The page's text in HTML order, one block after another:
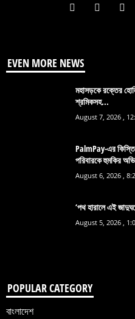
EVEN MORE NEWS
মহাসড়কে রক্তের
শ্রমিকসহ...
August 7, 2026 ,
PalmPay-এর কিস্তি
পরিবারকে হুমকির
August 6, 2026 ,
‘পথ হারালে এই
August 5, 2026 ,
POPULAR CATEGORY
বাংলাদেশ